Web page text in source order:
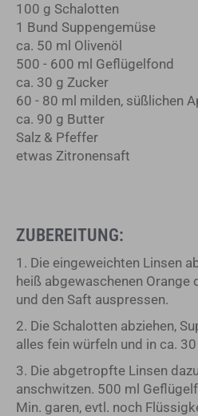
100 g Schalotten
1 Bund Suppengemüse
ca. 50 ml Olivenöl
500 - 600 ml Geflügelfond
ca. 30 g Zucker
60 - 80 ml milden, süßlichen
ca. 90 g Butter
Salz & Pfeffer
etwas Zitronensaft
ZUBEREITUNG:
1. Die eingeweichten Linsen
heiß abgewaschenen Orange
und den Saft auspressen.
2. Die Schalotten abziehen,
alles fein würfeln und in ca.
3. Die abgetropfte Linsen
anschwitzen. 500 ml
Min. garen, evtl. noch